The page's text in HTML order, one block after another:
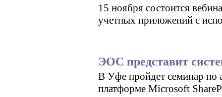
15 ноября состоится
учетных приложений с
ЭОС представит
В Уфе пройдет семинар по
платформе Microsoft